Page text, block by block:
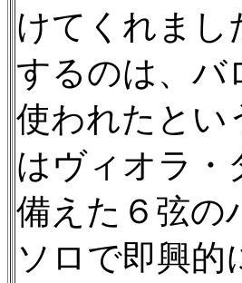
けてくれまし
するのは、バ
使われたと
はヴィオラ・
備えた６弦の
ソロで即興的